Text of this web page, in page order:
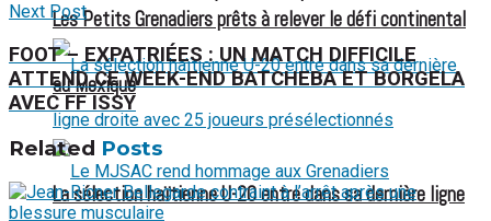
Les Petits Grenadiers prêts à relever le défi continental
au Mexique
La sélection haïtienne U-20 entre dans sa dernière ligne
Next Post
FOOT – EXPATRIÉES : UN MATCH DIFFICILE
ATTEND CE WEEK-END BATCHEBA ET BORGELA
AVEC FF ISSY
Related Posts